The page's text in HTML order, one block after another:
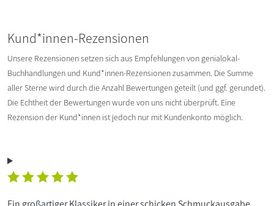
Kund*innen-Rezensionen
Unsere Rezensionen setzen sich aus Empfehlungen von genialokal-
Buchhandlungen und Kund*innen-Rezensionen zusammen. Die Summe
aller Sterne wird durch die Anzahl Bewertungen geteilt (und ggf. gerundet).
Die Echtheit der Bewertungen wurde von uns nicht überprüft. Eine
Rezension der Kund*innen ist jedoch nur mit Kundenkonto möglich.